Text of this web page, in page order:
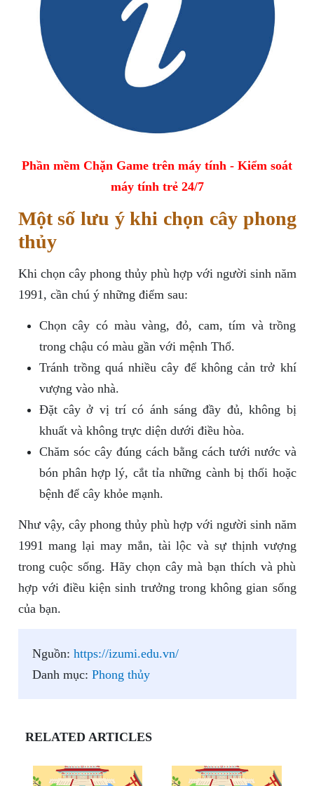
Phần mềm Chặn Game trên máy tính - Kiểm soát
máy tính trẻ 24/7
Một số lưu ý khi chọn cây phong
thủy
Khi chọn cây phong thủy phù hợp với người sinh năm
1991, cần chú ý những điểm sau:
Chọn cây có màu vàng, đỏ, cam, tím và trồng
trong chậu có màu gần với mệnh Thổ.
Tránh trồng quá nhiều cây để không cản trở khí
vượng vào nhà.
Đặt cây ở vị trí có ánh sáng đầy đủ, không bị
khuất và không trực diện dưới điều hòa.
Chăm sóc cây đúng cách bằng cách tưới nước và
bón phân hợp lý, cắt tỉa những cành bị thối hoặc
bệnh để cây khỏe mạnh.
Như vậy, cây phong thủy phù hợp với người sinh năm
1991 mang lại may mắn, tài lộc và sự thịnh vượng
trong cuộc sống. Hãy chọn cây mà bạn thích và phù
hợp với điều kiện sinh trưởng trong không gian sống
của bạn.
Nguồn: https://izumi.edu.vn/
Danh mục: Phong thủy
RELATED ARTICLES